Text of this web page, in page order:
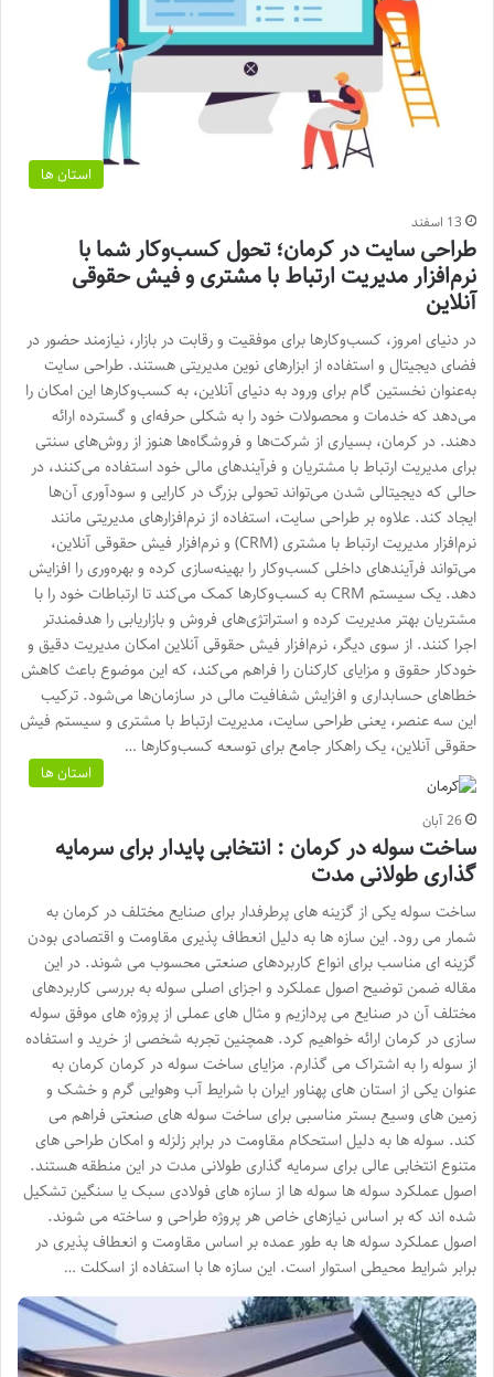
استان ها
13 اسفند
طراحی سایت در کرمان؛ تحول کسب‌وکار شما با
نرم‌افزار مدیریت ارتباط با مشتری و فیش حقوقی
آنلاین
در دنیای امروز، کسب‌وکارها برای موفقیت و رقابت در بازار، نیازمند حضور در
فضای دیجیتال و استفاده از ابزارهای نوین مدیریتی هستند. طراحی سایت
به‌عنوان نخستین گام برای ورود به دنیای آنلاین، به کسب‌وکارها این امکان را
می‌دهد که خدمات و محصولات خود را به شکلی حرفه‌ای و گسترده ارائه
دهند. در کرمان، بسیاری از شرکت‌ها و فروشگاه‌ها هنوز از روش‌های سنتی
برای مدیریت ارتباط با مشتریان و فرآیندهای مالی خود استفاده می‌کنند، در
حالی که دیجیتالی شدن می‌تواند تحولی بزرگ در کارایی و سودآوری آن‌ها
ایجاد کند. علاوه بر طراحی سایت، استفاده از نرم‌افزارهای مدیریتی مانند
نرم‌افزار مدیریت ارتباط با مشتری (CRM) و نرم‌افزار فیش حقوقی آنلاین،
می‌تواند فرآیندهای داخلی کسب‌وکار را بهینه‌سازی کرده و بهره‌وری را افزایش
دهد. یک سیستم CRM به کسب‌وکارها کمک می‌کند تا ارتباطات خود را با
مشتریان بهتر مدیریت کرده و استراتژی‌های فروش و بازاریابی را هدفمندتر
اجرا کنند. از سوی دیگر، نرم‌افزار فیش حقوقی آنلاین امکان مدیریت دقیق و
خودکار حقوق و مزایای کارکنان را فراهم می‌کند، که این موضوع باعث کاهش
خطاهای حسابداری و افزایش شفافیت مالی در سازمان‌ها می‌شود. ترکیب
این سه عنصر، یعنی طراحی سایت، مدیریت ارتباط با مشتری و سیستم فیش
حقوقی آنلاین، یک راهکار جامع برای توسعه کسب‌وکارها …
استان ها
26 آبان
ساخت سوله در کرمان : انتخابی پایدار برای سرمایه
گذاری طولانی مدت
ساخت سوله یکی از گزینه های پرطرفدار برای صنایع مختلف در کرمان به
شمار می رود. این سازه ها به دلیل انعطاف پذیری مقاومت و اقتصادی بودن
گزینه ای مناسب برای انواع کاربردهای صنعتی محسوب می شوند. در این
مقاله ضمن توضیح اصول عملکرد و اجزای اصلی سوله به بررسی کاربردهای
مختلف آن در صنایع می پردازیم و مثال های عملی از پروژه های موفق سوله
سازی در کرمان ارائه خواهیم کرد. همچنین تجربه شخصی از خرید و استفاده
از سوله را به اشتراک می گذارم. مزایای ساخت سوله در کرمان کرمان به
عنوان یکی از استان های پهناور ایران با شرایط آب وهوایی گرم و خشک و
زمین های وسیع بستر مناسبی برای ساخت سوله های صنعتی فراهم می
کند. سوله ها به دلیل استحکام مقاومت در برابر زلزله و امکان طراحی های
متنوع انتخابی عالی برای سرمایه گذاری طولانی مدت در این منطقه هستند.
اصول عملکرد سوله ها سوله ها از سازه های فولادی سبک یا سنگین تشکیل
شده اند که بر اساس نیازهای خاص هر پروژه طراحی و ساخته می شوند.
اصول عملکرد سوله ها به طور عمده بر اساس مقاومت و انعطاف پذیری در
برابر شرایط محیطی استوار است. این سازه ها با استفاده از اسکلت …